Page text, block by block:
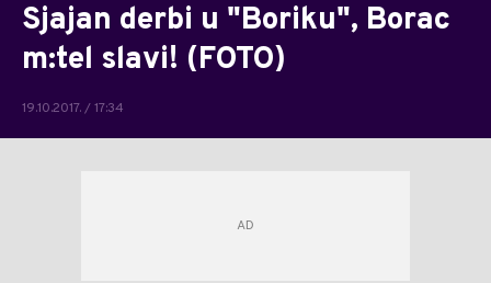
Sjajan derbi u "Boriku", Borac
m:tel slavi! (FOTO)
19.10.2017. / 17:34